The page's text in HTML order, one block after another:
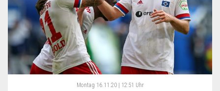
Montag 16.11.20 | 12:51 Uhr